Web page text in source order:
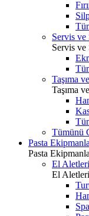
Servis ve
Servis ve
Taşıma
Taşıma
Tümünü
Pasta
Pasta
El Aletleri
El Aletleri